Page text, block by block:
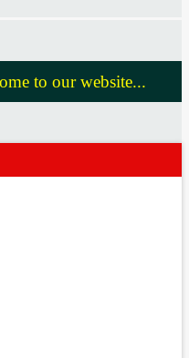
to our website...